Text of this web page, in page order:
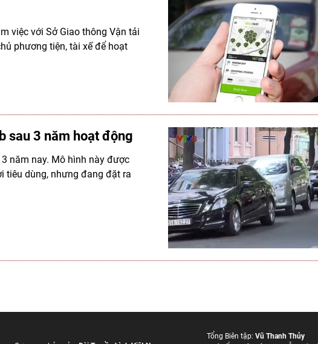
việc với Sở Giao thông Vận tải
phương tiện, tài xế để hoạt
sau 3 năm hoạt động
3 năm nay. Mô hình này được
tiêu dùng, nhưng đang đặt ra
Tổng Biên tập: Vũ Thanh Thủy